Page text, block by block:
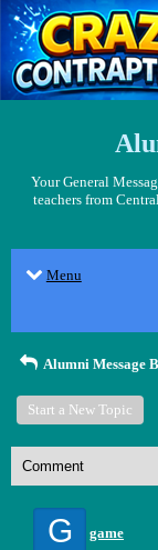
Your General
teachers from
Menu
Alumni Message
Start a New Topic
Comment
G game